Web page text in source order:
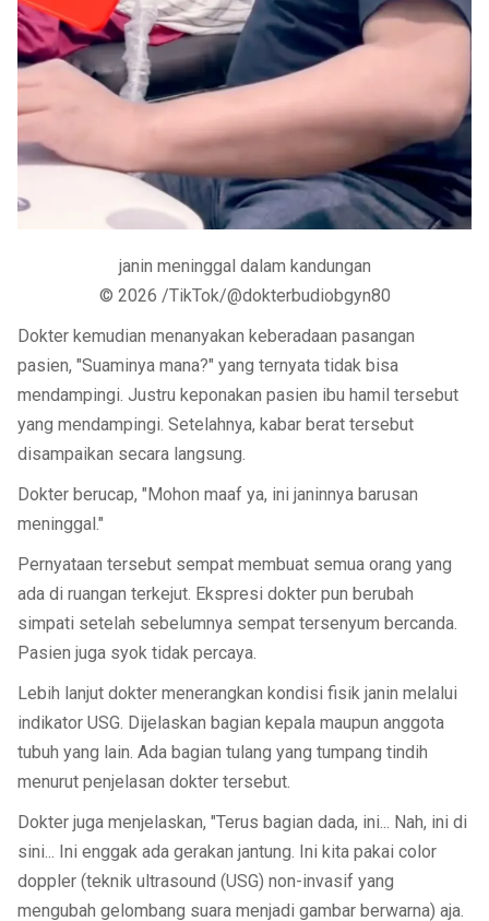
janin meninggal dalam kandungan
© 2026 /TikTok/@dokterbudiobgyn80
Dokter kemudian menanyakan keberadaan pasangan
pasien, "Suaminya mana?" yang ternyata tidak bisa
mendampingi. Justru keponakan pasien ibu hamil tersebut
yang mendampingi. Setelahnya, kabar berat tersebut
disampaikan secara langsung.
Dokter berucap, "Mohon maaf ya, ini janinnya barusan
meninggal."
Pernyataan tersebut sempat membuat semua orang yang
ada di ruangan terkejut. Ekspresi dokter pun berubah
simpati setelah sebelumnya sempat tersenyum bercanda.
Pasien juga syok tidak percaya.
Lebih lanjut dokter menerangkan kondisi fisik janin melalui
indikator USG. Dijelaskan bagian kepala maupun anggota
tubuh yang lain. Ada bagian tulang yang tumpang tindih
menurut penjelasan dokter tersebut.
Dokter juga menjelaskan, "Terus bagian dada, ini... Nah, ini di
sini... Ini enggak ada gerakan jantung. Ini kita pakai color
doppler (teknik ultrasound (USG) non-invasif yang
mengubah gelombang suara menjadi gambar berwarna) aja.